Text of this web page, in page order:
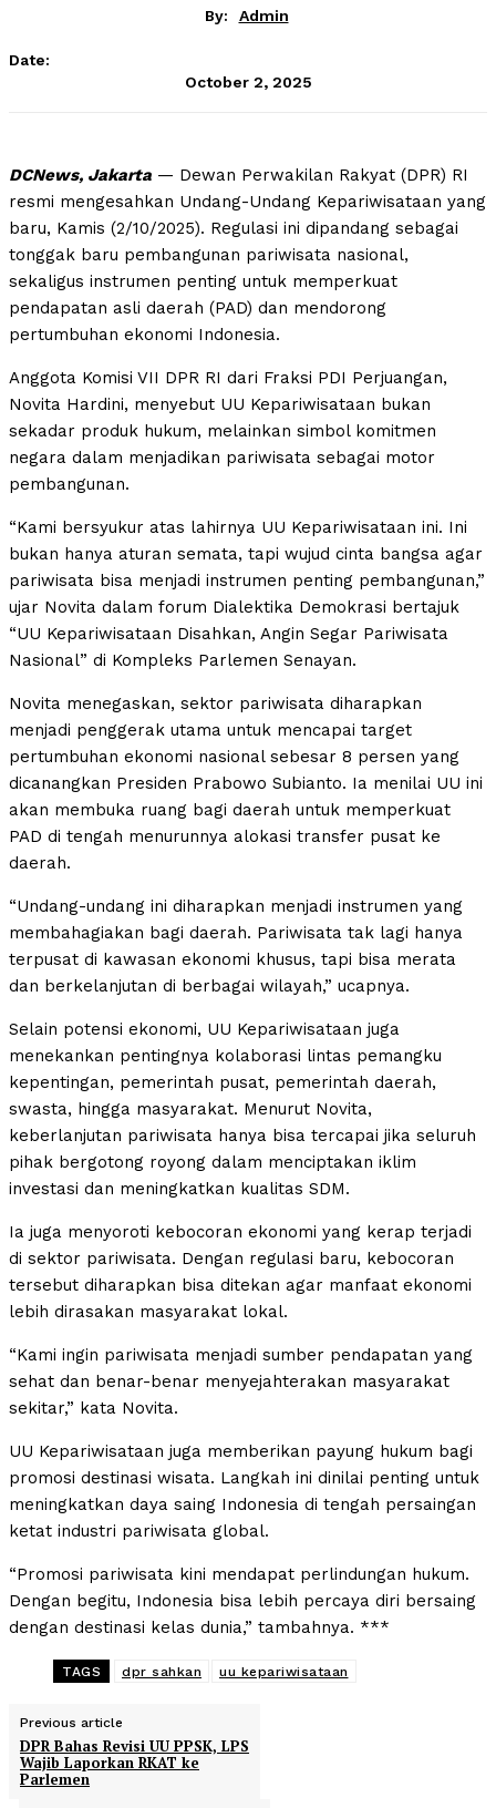
By: Admin
Date:
October 2, 2025
DCNews, Jakarta — Dewan Perwakilan Rakyat (DPR) RI
resmi mengesahkan Undang-Undang Kepariwisataan yang
baru, Kamis (2/10/2025). Regulasi ini dipandang sebagai
tonggak baru pembangunan pariwisata nasional,
sekaligus instrumen penting untuk memperkuat
pendapatan asli daerah (PAD) dan mendorong
pertumbuhan ekonomi Indonesia.
Anggota Komisi VII DPR RI dari Fraksi PDI Perjuangan,
Novita Hardini, menyebut UU Kepariwisataan bukan
sekadar produk hukum, melainkan simbol komitmen
negara dalam menjadikan pariwisata sebagai motor
pembangunan.
“Kami bersyukur atas lahirnya UU Kepariwisataan ini. Ini
bukan hanya aturan semata, tapi wujud cinta bangsa agar
pariwisata bisa menjadi instrumen penting pembangunan,”
ujar Novita dalam forum Dialektika Demokrasi bertajuk
“UU Kepariwisataan Disahkan, Angin Segar Pariwisata
Nasional” di Kompleks Parlemen Senayan.
Novita menegaskan, sektor pariwisata diharapkan
menjadi penggerak utama untuk mencapai target
pertumbuhan ekonomi nasional sebesar 8 persen yang
dicanangkan Presiden Prabowo Subianto. Ia menilai UU ini
akan membuka ruang bagi daerah untuk memperkuat
PAD di tengah menurunnya alokasi transfer pusat ke
daerah.
“Undang-undang ini diharapkan menjadi instrumen yang
membahagiakan bagi daerah. Pariwisata tak lagi hanya
terpusat di kawasan ekonomi khusus, tapi bisa merata
dan berkelanjutan di berbagai wilayah,” ucapnya.
Selain potensi ekonomi, UU Kepariwisataan juga
menekankan pentingnya kolaborasi lintas pemangku
kepentingan, pemerintah pusat, pemerintah daerah,
swasta, hingga masyarakat. Menurut Novita,
keberlanjutan pariwisata hanya bisa tercapai jika seluruh
pihak bergotong royong dalam menciptakan iklim
investasi dan meningkatkan kualitas SDM.
Ia juga menyoroti kebocoran ekonomi yang kerap terjadi
di sektor pariwisata. Dengan regulasi baru, kebocoran
tersebut diharapkan bisa ditekan agar manfaat ekonomi
lebih dirasakan masyarakat lokal.
“Kami ingin pariwisata menjadi sumber pendapatan yang
sehat dan benar-benar menyejahterakan masyarakat
sekitar,” kata Novita.
UU Kepariwisataan juga memberikan payung hukum bagi
promosi destinasi wisata. Langkah ini dinilai penting untuk
meningkatkan daya saing Indonesia di tengah persaingan
ketat industri pariwisata global.
“Promosi pariwisata kini mendapat perlindungan hukum.
Dengan begitu, Indonesia bisa lebih percaya diri bersaing
dengan destinasi kelas dunia,” tambahnya. ***
TAGS dpr sahkan uu kepariwisataan
Previous article
DPR Bahas Revisi UU PPSK, LPS
Wajib Laporkan RKAT ke
Parlemen